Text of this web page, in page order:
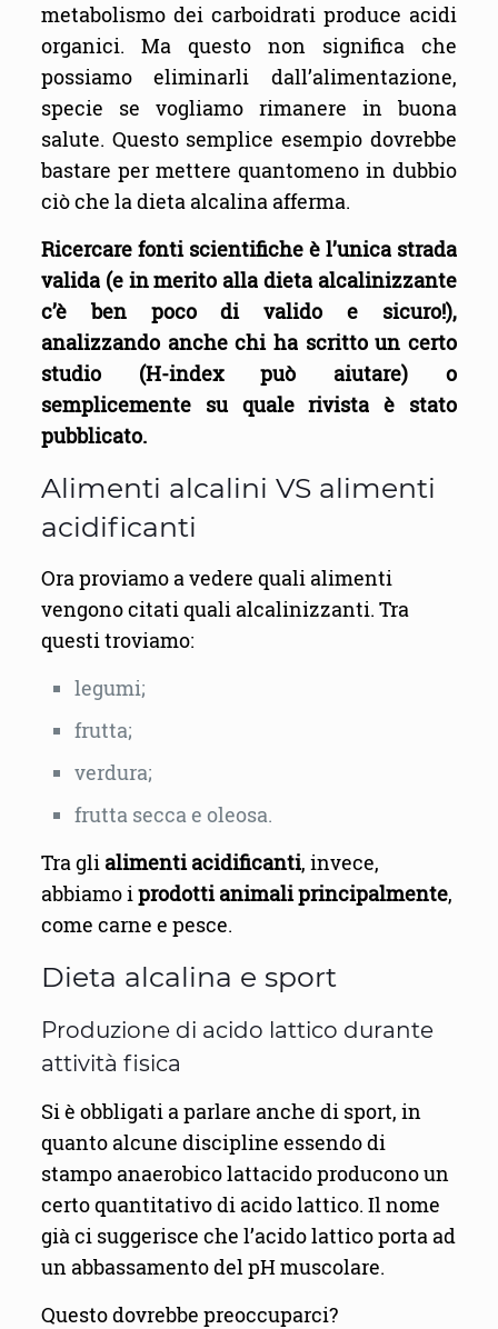
metabolismo dei carboidrati produce acidi
organici. Ma questo non significa che
possiamo eliminarli dall’alimentazione,
specie se vogliamo rimanere in buona
salute. Questo semplice esempio dovrebbe
bastare per mettere quantomeno in dubbio
ciò che la dieta alcalina afferma.
Ricercare fonti scientifiche è l’unica strada
valida (e in merito alla dieta alcalinizzante
c’è ben poco di valido e sicuro!),
analizzando anche chi ha scritto un certo
studio (H-index può aiutare) o
semplicemente su quale rivista è stato
pubblicato.
Alimenti alcalini VS alimenti
acidificanti
Ora proviamo a vedere quali alimenti
vengono citati quali alcalinizzanti. Tra
questi troviamo:
legumi;
frutta;
verdura;
frutta secca e oleosa.
Tra gli alimenti acidificanti, invece,
abbiamo iprodotti animali principalmente,
come carne e pesce.
Dieta alcalina e sport
Produzione di acido lattico durante
attività fisica
Si è obbligati a parlare anche di sport, in
quanto alcune discipline essendo di
stampo anaerobico lattacido producono un
certo quantitativo di acido lattico. Il nome
già ci suggerisce che l’acido lattico porta ad
un abbassamento del pH muscolare.
Questo dovrebbe preoccuparci?